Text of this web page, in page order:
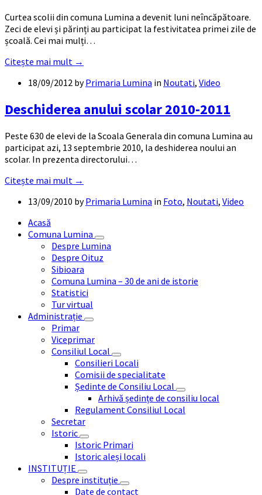
Curtea scolii din comuna Lumina a devenit luni neîncăpătoare.
Zeci de elevi și părinți au participat la festivitatea primei zile de
școală. Cei mai mulți…
Citește mai mult →
18/09/2012 byPrimaria Lumina in Noutati, Video
Deschiderea anului scolar 2010-2011
Peste 630 de elevi de la Scoala Generala din comuna Lumina au
participat azi, 13 septembrie 2010, la deshiderea noului an
scolar. In prezenta directorului…
Citește mai mult →
13/09/2010 byPrimaria Lumina in Foto, Noutati, Video
Acasă
Comuna Lumina
Despre Lumina
Despre Oituz
Sibioara
Comuna Lumina – 30 de ani de istorie
Statistici
Tur virtual
Administrație
Primar
Viceprimar
Consiliul Local
Consilieri Locali
Comisii de specialitate
Ședinte de Consiliu Local
Arhivă ședințe de consiliu local
Regulament Consiliul Local
Secretar
Istoric
Istoric Primari
Istoric aleși locali
INSTITUȚIE
Despre instituție
Date de contact